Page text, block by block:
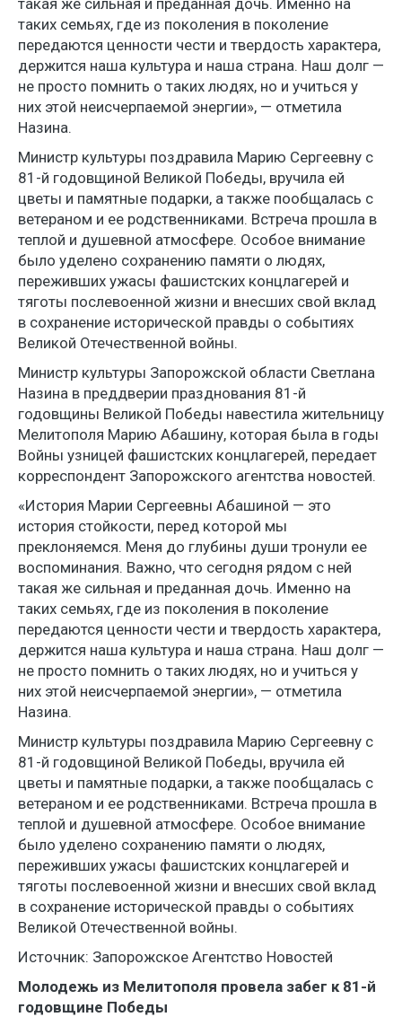
такая же сильная и преданная дочь. Именно на
таких семьях, где из поколения в поколение
передаются ценности чести и твердость характера,
держится наша культура и наша страна. Наш долг —
не просто помнить о таких людях, но и учиться у
них этой неисчерпаемой энергии», — отметила
Назина.
Министр культуры поздравила Марию Сергеевну с
81-й годовщиной Великой Победы, вручила ей
цветы и памятные подарки, а также пообщалась с
ветераном и ее родственниками. Встреча прошла в
теплой и душевной атмосфере. Особое внимание
было уделено сохранению памяти о людях,
переживших ужасы фашистских концлагерей и
тяготы послевоенной жизни и внесших свой вклад
в сохранение исторической правды о событиях
Великой Отечественной войны.
Министр культуры Запорожской области Светлана
Назина в преддверии празднования 81-й
годовщины Великой Победы навестила жительницу
Мелитополя Марию Абашину, которая была в годы
Войны узницей фашистских концлагерей, передает
корреспондент Запорожского агентства новостей.
«История Марии Сергеевны Абашиной — это
история стойкости, перед которой мы
преклоняемся. Меня до глубины души тронули ее
воспоминания. Важно, что сегодня рядом с ней
такая же сильная и преданная дочь. Именно на
таких семьях, где из поколения в поколение
передаются ценности чести и твердость характера,
держится наша культура и наша страна. Наш долг —
не просто помнить о таких людях, но и учиться у
них этой неисчерпаемой энергии», — отметила
Назина.
Министр культуры поздравила Марию Сергеевну с
81-й годовщиной Великой Победы, вручила ей
цветы и памятные подарки, а также пообщалась с
ветераном и ее родственниками. Встреча прошла в
теплой и душевной атмосфере. Особое внимание
было уделено сохранению памяти о людях,
переживших ужасы фашистских концлагерей и
тяготы послевоенной жизни и внесших свой вклад
в сохранение исторической правды о событиях
Великой Отечественной войны.
Источник: Запорожское Агентство Новостей
Молодежь из Мелитополя провела забег к 81-й
годовщине Победы